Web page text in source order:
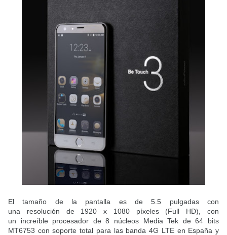
El tamaño de la pantalla es de 5.5 pulgadas con
una resolución de 1920 x 1080 píxeles (Full HD), con
un increíble procesador de 8 núcleos Media Tek de 64 bits
MT6753 con soporte total para las banda 4G LTE en España y